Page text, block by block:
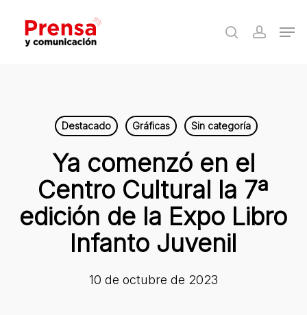
main
search
Destacado Gráficas Sin categoría
Ya comenzó en el
Centro Cultural la 7ª
edición de la Expo Libro
Infanto Juvenil
10 de octubre de 2023